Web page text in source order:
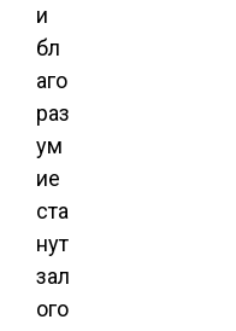
и
бл
аго
раз
ум
ие
ста
нут
зал
ого